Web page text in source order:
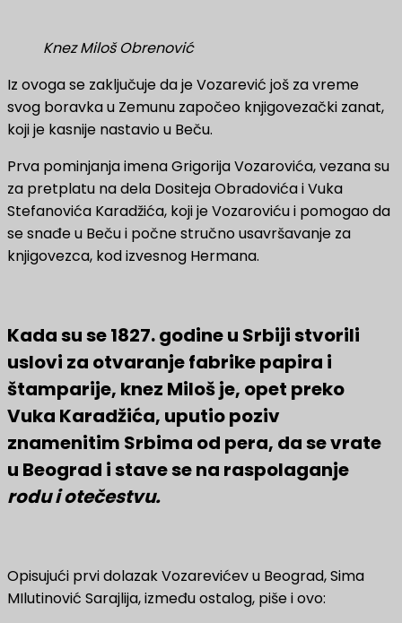
Knez Miloš Obrenović
Iz ovoga se zaključuje da je Vozarević još za vreme
svog boravka u Zemunu započeo knjigovezački zanat,
koji je kasnije nastavio u Beču.
Prva pominjanja imena Grigorija Vozarovića, vezana su
za pretplatu na dela Dositeja Obradovića i Vuka
Stefanovića Karadžića, koji je Vozaroviću i pomogao da
se snađe u Beču i počne stručno usavršavanje za
knjigovezca, kod izvesnog Hermana.
Kada su se 1827. godine u Srbiji stvorili
uslovi za otvaranje fabrike papira i
štamparije, knez Miloš je, opet preko
Vuka Karadžića, uputio poziv
znamenitim Srbima od pera, da se vrate
u Beograd i stave se na raspolaganje
rodu i otečestvu.
Opisujući prvi dolazak Vozarevićev u Beograd, Sima
MIlutinović Sarajlija, između ostalog, piše i ovo: